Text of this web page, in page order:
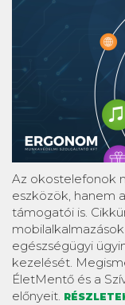
Az okostelefonok
eszközök, hanem
támogatói is.
egészségügyi
kezelését.
ÉletMentő és a
előnyeit.